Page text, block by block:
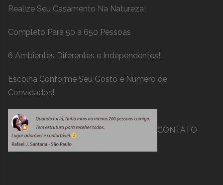
Realize Seu Casamento Na Natureza!
Completo Para 50 a 650 Pessoas
6 Ambientes Diferentes e Independentes!
Escolha Conforme Seu Gosto e Número de
Convidados!
CONTATO